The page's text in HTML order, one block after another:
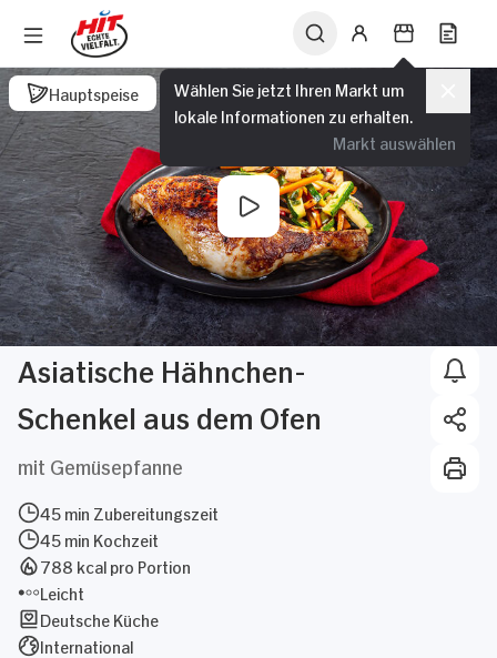
Wählen Sie jetzt Ihren Markt um
lokale Informationen zu erhalten.
Markt auswählen
Hauptspeise
Asiatische Hähnchen-
Schenkel aus dem Ofen
mit Gemüsepfanne
45 min Zubereitungszeit
45 min Kochzeit
788 kcal pro Portion
Leicht
Deutsche Küche
International